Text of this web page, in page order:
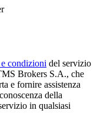
condizioni del servizio
Brokers S.A., che
e fornire assistenza
della
in qualsiasi